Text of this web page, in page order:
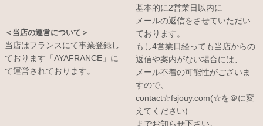
＜当店の運営について＞
当店はフランスにて事業登録し
ております「AYAFRANCE」に
て運営されております。
基本的に2営業日以内に
メールの返信をさせていただい
ております。
もし4営業日経っても当店からの
返信や案内がない場合には、
メール不着の可能性がございま
すので、
contact☆fsjouy.com(☆を＠に変
えてください)
までお知らせ下さい。